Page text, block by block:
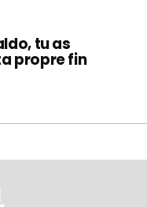
tu as
propre fin